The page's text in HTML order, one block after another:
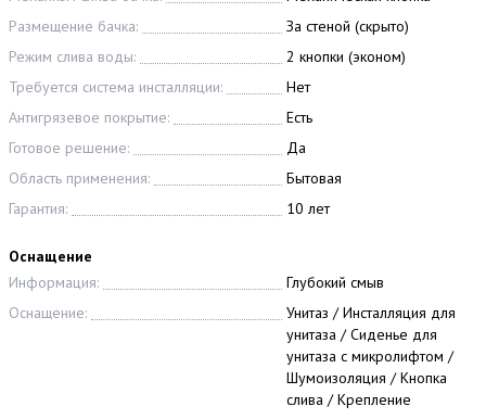
Размещение бачка:
За стеной (скрыто)
Режим слива воды:
2 кнопки (эконом)
Требуется система инсталляции:
Нет
Антигрязевое покрытие:
Есть
Готовое решение:
Да
Область применения:
Бытовая
Гарантия:
10 лет
Оснащение
Информация:
Глубокий смыв
Оснащение:
Унитаз / Инсталляция для
унитаза / Сиденье для
унитаза с микролифтом /
Шумоизоляция / Кнопка
слива / Крепление